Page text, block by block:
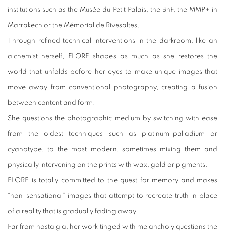
institutions such as the Musée du Petit Palais, the BnF, the MMP+ in
Marrakech or the Mémorial de Rivesaltes.
Through refined technical interventions in the darkroom, like an
alchemist herself, FLORE shapes as much as she restores the
world that unfolds before her eyes to make unique images that
move away from conventional photography, creating a fusion
between content and form.
She questions the photographic medium by switching with ease
from the oldest techniques such as platinum-palladium or
cyanotype, to the most modern, sometimes mixing them and
physically intervening on the prints with wax, gold or pigments.
FLORE is totally committed to the quest for memory and makes
“non-sensational” images that attempt to recreate truth in place
of a reality that is gradually fading away.
Far from nostalgia, her work tinged with melancholy questions the